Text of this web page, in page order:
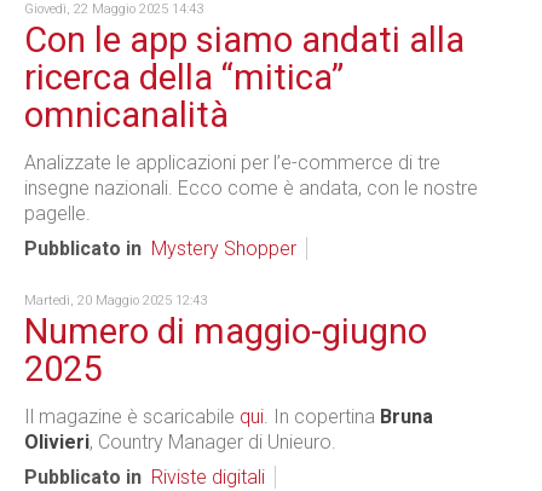
Giovedì, 22 Maggio 2025 14:43
Con le app siamo andati alla
ricerca della “mitica”
omnicanalità
Analizzate le applicazioni per l’e-commerce di tre
insegne nazionali. Ecco come è andata, con le nostre
pagelle.
Pubblicato in Mystery Shopper
Martedì, 20 Maggio 2025 12:43
Numero di maggio-giugno
2025
Il magazine è scaricabile qui. In copertina Bruna
Olivieri, Country Manager di Unieuro.
Pubblicato in Riviste digitali